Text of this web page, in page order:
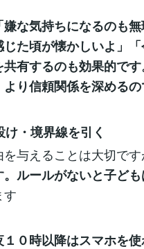
な気持ちになるのも
た頃が懐かしいよ」
共有するのも効果的で
り信頼関係を深める
・境界線を引く
与えることは大切です
。ルールがないと子ど
す
０時以降はスマホを